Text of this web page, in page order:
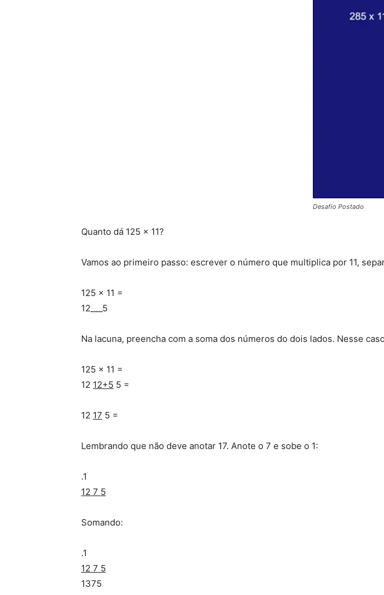
Desafio Postado
Quanto dá 125 x 11?
Vamos ao primeiro passo: escrever o número que multiplica por 11,
125 x 11 =
12___5
Na lacuna, preencha com a soma dos números do dois lados. Nesse
125 x 11 =
12 12+5 5 =
12 17 5 =
Lembrando que não deve anotar 17. Anote o 7 e sobe o 1:
.1
12 7 5
Somando:
.1
12 7 5
1375